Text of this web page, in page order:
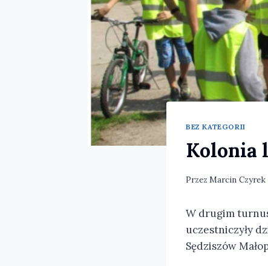
BEZ KATEGORII
Kolonia
Przez Marcin Czyrek
W drugim
uczestniczyły
Sędziszów